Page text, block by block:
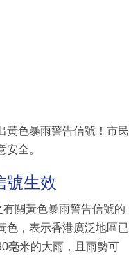
黃色暴雨警告信號！市民
全。
號生效
關黃色暴雨警告信號的
色，表示香港廣泛地區已
毫米的大雨，且雨勢可